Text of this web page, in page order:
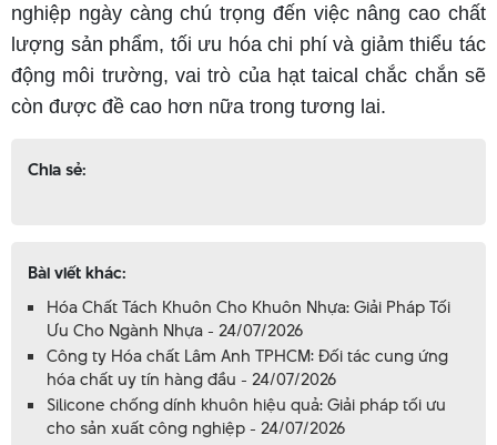
nghiệp ngày càng chú trọng đến việc nâng cao chất
lượng sản phẩm, tối ưu hóa chi phí và giảm thiểu tác
động môi trường, vai trò của hạt taical chắc chắn sẽ
còn được đề cao hơn nữa trong tương lai.
Chia sẻ:
Bài viết khác:
Hóa Chất Tách Khuôn Cho Khuôn Nhựa: Giải Pháp Tối
Ưu Cho Ngành Nhựa - 24/07/2026
Công ty Hóa chất Lâm Anh TPHCM: Đối tác cung ứng
hóa chất uy tín hàng đầu - 24/07/2026
Silicone chống dính khuôn hiệu quả: Giải pháp tối ưu
cho sản xuất công nghiệp - 24/07/2026